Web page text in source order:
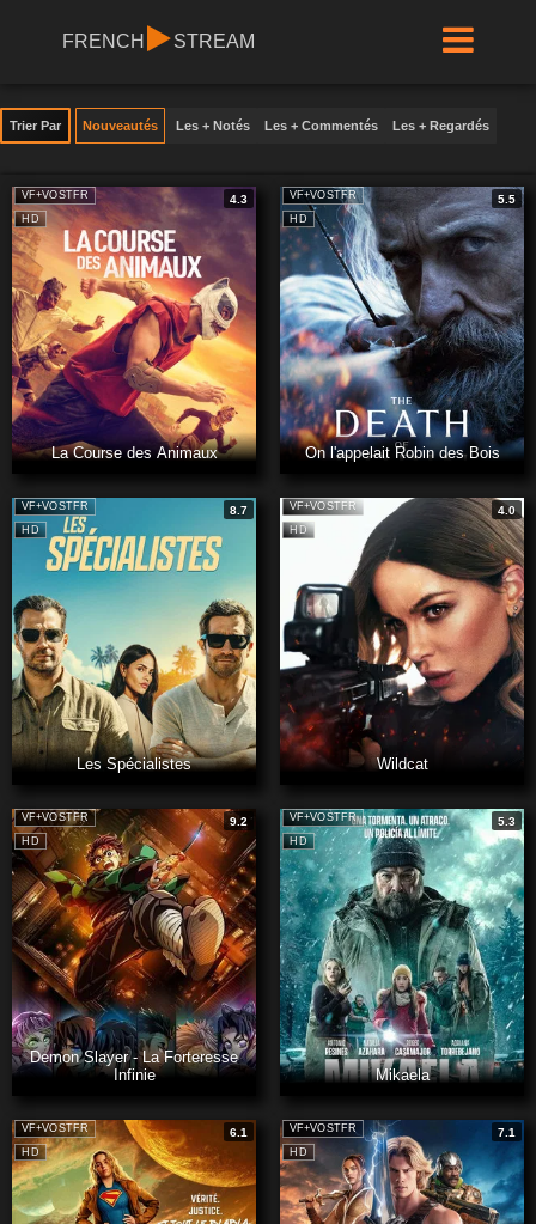
FRENCH STREAM
Trier Par Nouveautés Les + Notés Les + Commentés Les + Regardés
HD
VF+VOSTFR 4.3
La Course des Animaux
HD
VF+VOSTFR 5.5
On l'appelait Robin des Bois
HD
VF+VOSTFR 8.7
Les Spécialistes
HD
VF+VOSTFR 4.0
Wildcat
HD
VF+VOSTFR 9.2
Demon Slayer - La Forteresse
Infinie
HD
VF+VOSTFR 5.3
Mikaela
HD
VF+VOSTFR 6.1
HD
VF+VOSTFR 7.1